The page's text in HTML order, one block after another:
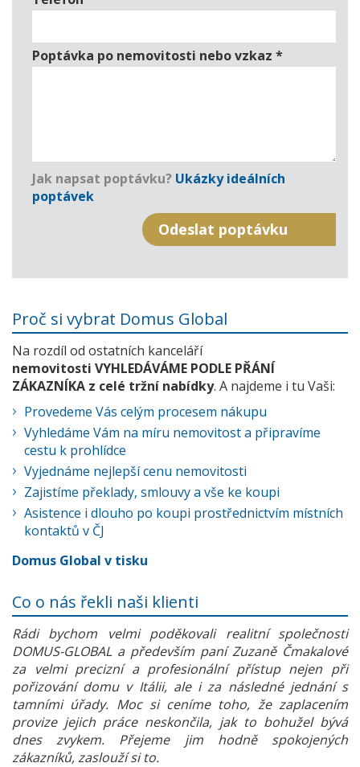
Poptávka po nemovitosti nebo vzkaz *
Jak napsat poptávku? Ukázky ideálních
poptávek
Proč si vybrat Domus Global
Na rozdíl od ostatních kanceláří
nemovitosti VYHLEDÁVÁME PODLE PŘÁNÍ
ZÁKAZNÍKA z celé tržní nabídky. A najdeme i tu Vaši:
Provedeme Vás celým procesem nákupu
Vyhledáme Vám na míru nemovitost a připravíme
cestu k prohlídce
Vyjednáme nejlepší cenu nemovitosti
Zajistíme překlady, smlouvy a vše ke koupi
Asistence i dlouho po koupi prostřednictvím místních
kontaktů v ČJ
Domus Global v tisku
Co o nás řekli naši klienti
Rádi bychom velmi poděkovali realitní společnosti
DOMUS-GLOBAL a především paní Zuzaně Čmakalové
za velmi precizní a profesionální přístup nejen při
pořizování domu v Itálii, ale i za následné jednání s
tamními úřady. Moc si ceníme toho, že zaplacením
provize jejich práce neskončila, jak to bohužel bývá
dnes zvykem. Přejeme jim hodně spokojených
zákazníků, zaslouží si to.